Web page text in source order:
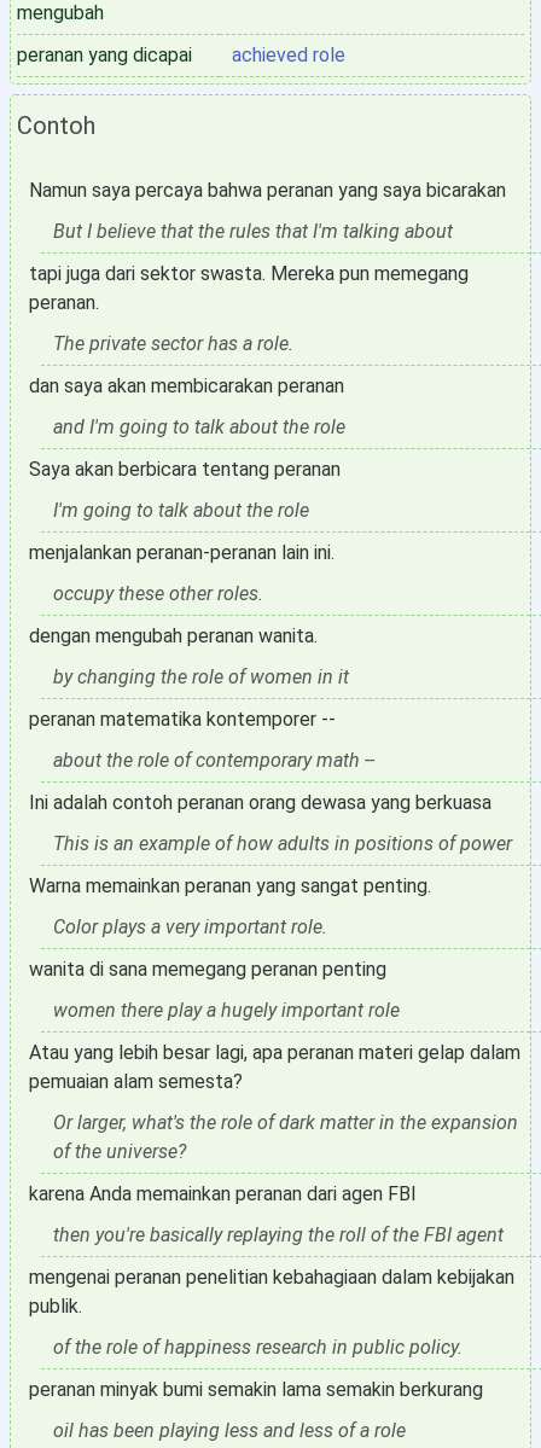
mengubah
peranan yang dicapai achieved role
Contoh
Namun saya percaya bahwa peranan yang saya bicarakan
But I believe that the rules that I'm talking about
tapi juga dari sektor swasta. Mereka pun memegang
peranan.
The private sector has a role.
dan saya akan membicarakan peranan
and I'm going to talk about the role
Saya akan berbicara tentang peranan
I'm going to talk about the role
menjalankan peranan-peranan lain ini.
occupy these other roles.
dengan mengubah peranan wanita.
by changing the role of women in it
peranan matematika kontemporer --
about the role of contemporary math --
Ini adalah contoh peranan orang dewasa yang berkuasa
This is an example of how adults in positions of power
Warna memainkan peranan yang sangat penting.
Color plays a very important role.
wanita di sana memegang peranan penting
women there play a hugely important role
Atau yang lebih besar lagi, apa peranan materi gelap dalam
pemuaian alam semesta?
Or larger, what's the role of dark matter in the expansion
of the universe?
karena Anda memainkan peranan dari agen FBI
then you're basically replaying the roll of the FBI agent
mengenai peranan penelitian kebahagiaan dalam kebijakan
publik.
of the role of happiness research in public policy.
peranan minyak bumi semakin lama semakin berkurang
oil has been playing less and less of a role